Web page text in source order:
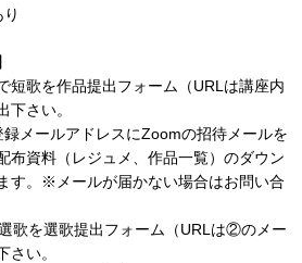
歌を作品提出フォーム（URLは講座内
下さい。
メールアドレスにZoomの招待メールを
布資料（レジュメ、作品一覧）のダウン
す。※メールが届かない場合はお問い合
歌を選歌提出フォーム（URLは②のメー
さい。